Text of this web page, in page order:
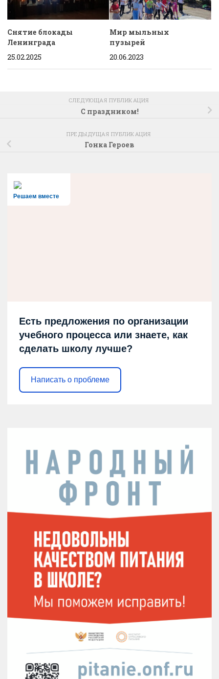
Снятие блокады
Ленинграда
25.02.2025
Мир мыльных
пузырей
20.06.2023
СЛЕДУЮЩАЯ ПУБЛИКАЦИЯ
С праздником!
ПРЕДЫДУЩАЯ ПУБЛИКАЦИЯ
Гонка Героев
Решаем вместе
Есть предложения по организации
учебного процесса или знаете, как
сделать школу лучше?
Написать о проблеме